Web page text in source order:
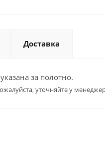
Доставка
за полотно.
уточняйте у